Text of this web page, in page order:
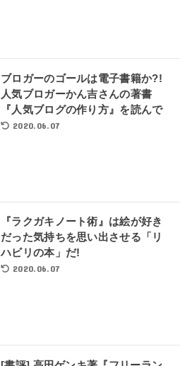
ブロガーのゴールは電子書籍か?!
人気ブロガーかん吉さんの著書
『人気ブログの作り方』を読んで
2020.06.07
『ラクガキノート術』は絵が好き
だった気持ちを思い出させる「リ
ハビリの本」だ!
2020.06.07